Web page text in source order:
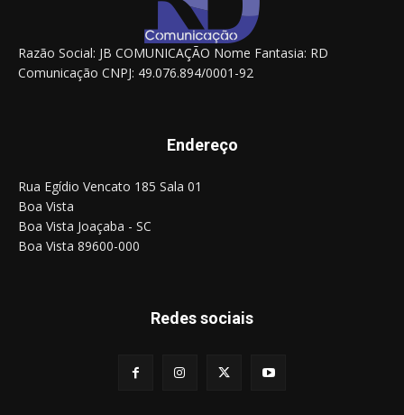
Razão Social: JB COMUNICAÇÃO Nome Fantasia: RD
Comunicação CNPJ: 49.076.894/0001-92
Endereço
Rua Egídio Vencato 185 Sala 01
Boa Vista
Boa Vista Joaçaba - SC
Boa Vista 89600-000
Redes sociais